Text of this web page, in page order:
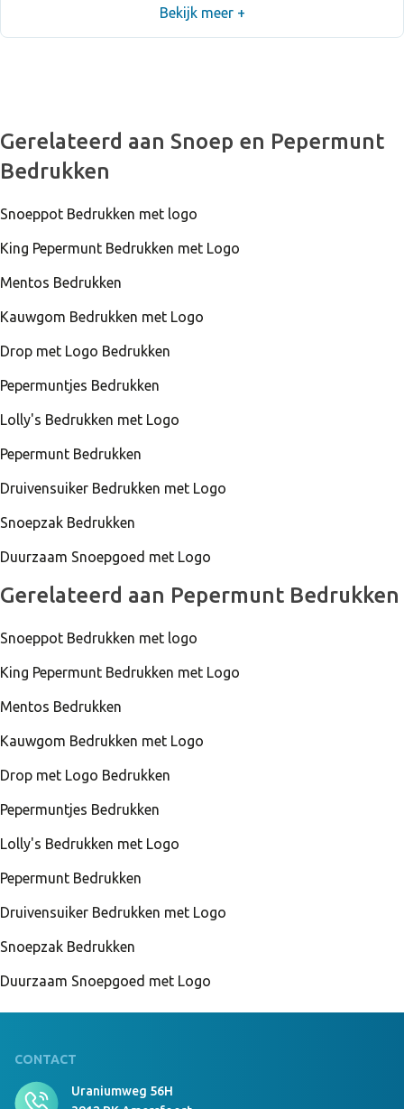
Bekijk meer +
Gerelateerd aan Snoep en Pepermunt
Bedrukken
Snoeppot Bedrukken met logo
King Pepermunt Bedrukken met Logo
Mentos Bedrukken
Kauwgom Bedrukken met Logo
Drop met Logo Bedrukken
Pepermuntjes Bedrukken
Lolly's Bedrukken met Logo
Pepermunt Bedrukken
Druivensuiker Bedrukken met Logo
Snoepzak Bedrukken
Duurzaam Snoepgoed met Logo
Gerelateerd aan Pepermunt Bedrukken
Snoeppot Bedrukken met logo
King Pepermunt Bedrukken met Logo
Mentos Bedrukken
Kauwgom Bedrukken met Logo
Drop met Logo Bedrukken
Pepermuntjes Bedrukken
Lolly's Bedrukken met Logo
Pepermunt Bedrukken
Druivensuiker Bedrukken met Logo
Snoepzak Bedrukken
Duurzaam Snoepgoed met Logo
CONTACT
Uraniumweg 56H